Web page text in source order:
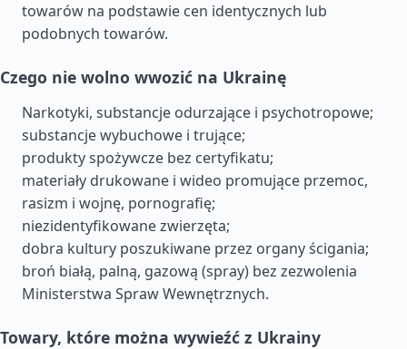
towarów na podstawie cen identycznych lub
podobnych towarów.
Czego nie wolno wwozić na Ukrainę
Narkotyki, substancje odurzające i psychotropowe;
substancje wybuchowe i trujące;
produkty spożywcze bez certyfikatu;
materiały drukowane i wideo promujące przemoc,
rasizm i wojnę, pornografię;
niezidentyfikowane zwierzęta;
dobra kultury poszukiwane przez organy ścigania;
broń białą, palną, gazową (spray) bez zezwolenia
Ministerstwa Spraw Wewnętrznych.
Towary, które można wywieźć z Ukrainy